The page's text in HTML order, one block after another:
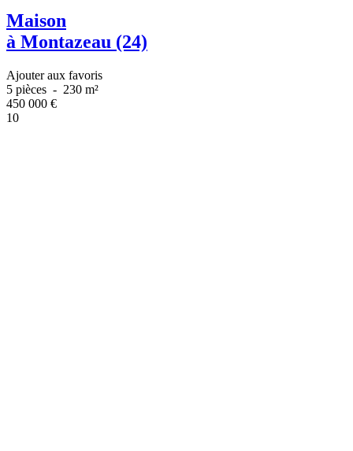
Maison
à Montazeau (24)
Ajouter aux favoris
5 pièces - 230 m²
450 000 €
10